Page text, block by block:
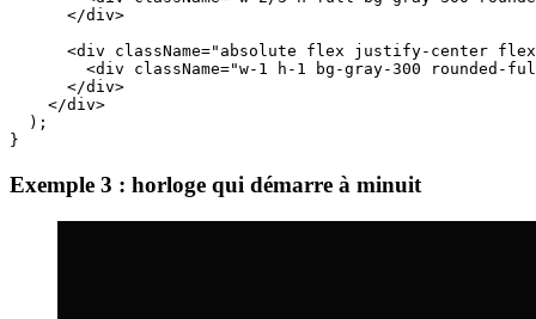
<div className="absolute w-1/2 h-1 bg-gray-300
<div className="absolute w-1/2 h-1  origin-left
<div className="w-2/3 h-full bg-gray-300
      </div>
<div className="absolute flex justify-center
<div className="w-1 h-1 bg-gray-300 rounded-
    </div>